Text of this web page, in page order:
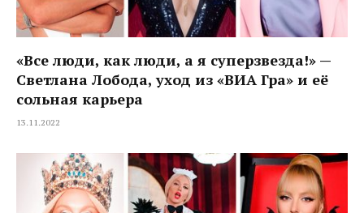
«Все люди, как люди, а я суперзвезда!» —
Светлана Лобода, уход из «ВИА Гра» и её
сольная карьера
13.11.2022